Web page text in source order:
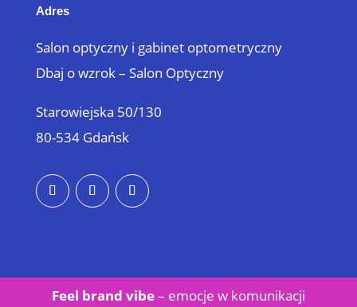
Adres
Salon optyczny i gabinet optometryczny
Dbaj o wzrok – Salon Optyczny
Starowiejska 50/130
80-534 Gdańsk
Feel brand vibe– emocje wkomunikacji